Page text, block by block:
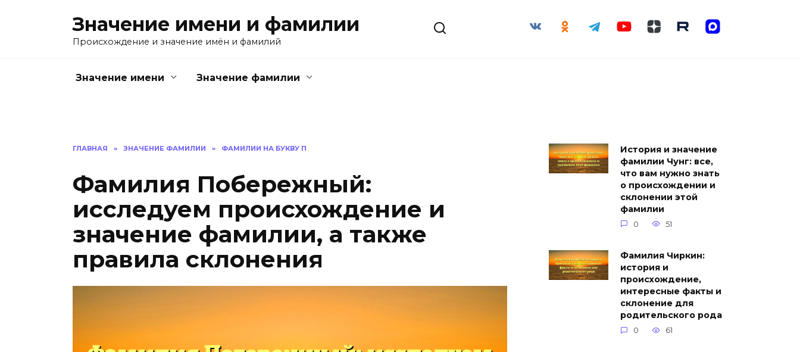
Значение имени и фамилии
Происхождение и значение имён и фамилий
Значение имени Значение фамилии
ГЛАВНАЯ » ЗНАЧЕНИЕ ФАМИЛИИ » ФАМИЛИИ НА БУКВУ П
Фамилия Побережный:
исследуем происхождение и
значение фамилии, а также
правила склонения
История и значение
фамилии Чунг: все,
что вам нужно знать
о происхождении и
склонении этой
фамилии
0 51
Фамилия Чиркин:
история и
происхождение,
интересные факты и
склонение для
родительского рода
0 61